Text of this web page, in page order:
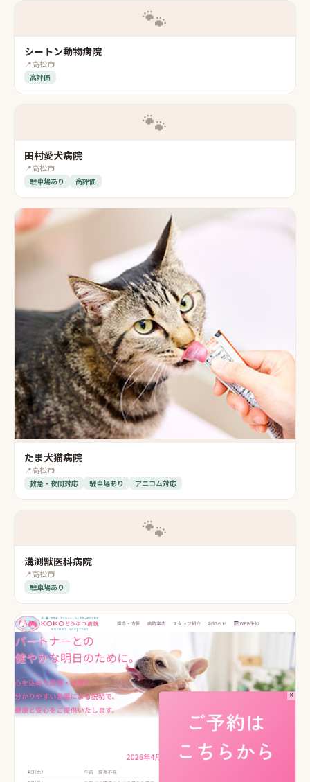
🐾
シートン動物病院
📍高松市
高評価
🐾
田村愛犬病院
📍高松市
駐車場あり 高評価
たま犬猫病院
📍高松市
救急・夜間対応 駐車場あり アニコム対応
🐾
溝渕獣医科病院
📍高松市
駐車場あり